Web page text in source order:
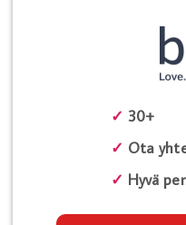
✓ 30+
✓ Ota
✓ Hyvä